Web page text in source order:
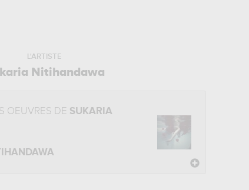
L'ARTISTE
Nitihandawa
OEUVRES DE SUKARIA